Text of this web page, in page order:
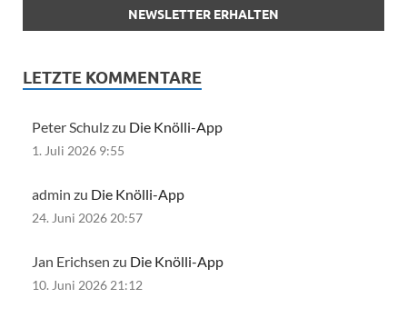
LETZTE KOMMENTARE
Peter Schulz zu Die Knölli-App
1. Juli 2026 9:55
admin zu Die Knölli-App
24. Juni 2026 20:57
Jan Erichsen zu Die Knölli-App
10. Juni 2026 21:12